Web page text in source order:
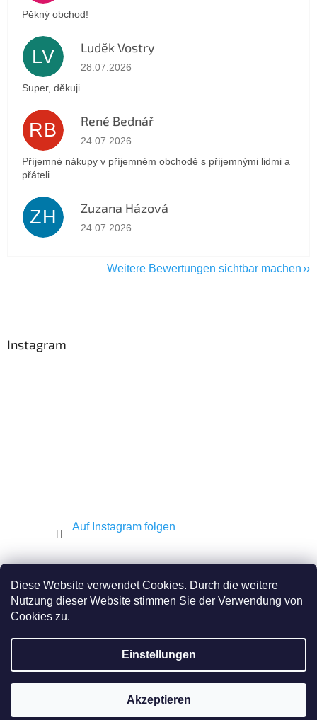
Diese Website verwendet Cookies. Durch die weitere
Nutzung dieser Website stimmen Sie der Verwendung von
Cookies zu.
Einstellungen
Akzeptieren
Pěkný obchod!
LV Luděk Vostry
Die Shop-Bewertung beträgt 5 von 5 Sternen.
28.07.2026
Super, děkuji.
RB René Bednář
Die Shop-Bewertung beträgt 5 von 5 Sternen.
24.07.2026
Příjemné nákupy v příjemném obchodě s příjemnými lidmi a
přáteli
ZH Zuzana Házová
Die Shop-Bewertung beträgt 5 von 5 Sternen.
24.07.2026
Weitere Bewertungen sichtbar machen
Instagram
Auf Instagram folgen
Erstellt von Shoptet
Copyright 2026JEWISH E-SHOP. Alle Rechte
vorbehalten.